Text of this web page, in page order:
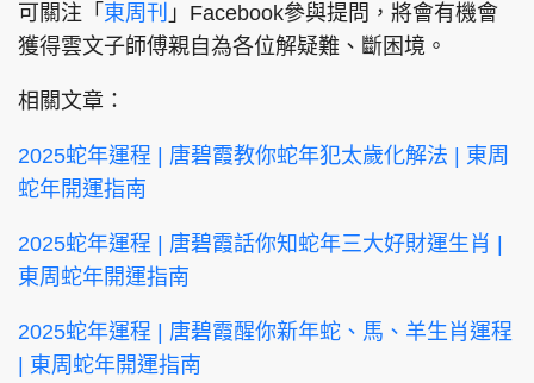
2
1
.
6
5
可關注「 東周刊 」Facebook參與提問，將會有機會
獲得雲文子師傅親自為各位解疑難、斷困境。
相關文章：
2025蛇年運程 | 唐碧霞教你蛇年犯太歲化解法 | 東周
蛇年開運指南
2025蛇年運程 | 唐碧霞話你知蛇年三大好財運生肖 |
東周蛇年開運指南
2025蛇年運程 | 唐碧霞醒你新年蛇、馬、羊生肖運程
| 東周蛇年開運指南